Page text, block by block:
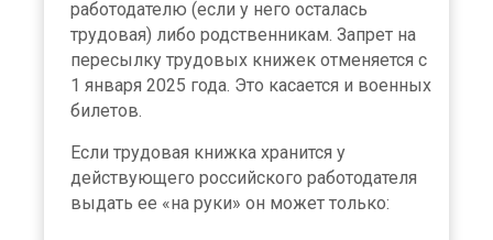
работодателю (если у него осталась
трудовая) либо родственникам. Запрет на
пересылку трудовых книжек отменяется с
1 января 2025 года. Это касается и военных
билетов.
Если трудовая книжка хранится у
действующего российского работодателя
выдать ее «на руки» он может только: